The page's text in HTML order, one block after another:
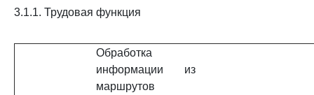
3.1.1. Трудовая функция
Обработка
информации из
маршрутов